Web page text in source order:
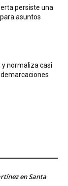
persiste una
asuntos
y normaliza casi
en Santa